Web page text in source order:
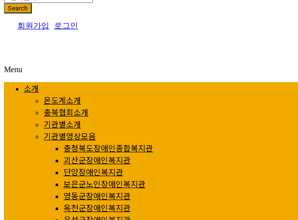
Search
회원가입 로그인
Menu
소개
온도계소개
충북협회소개
기관별소개
기관별영상모음
충청북도장애인종합복지관
괴산군장애인복지관
단양장애인복지관
보은군노인장애인복지관
영동군장애인복지관
옥천군장애인복지관